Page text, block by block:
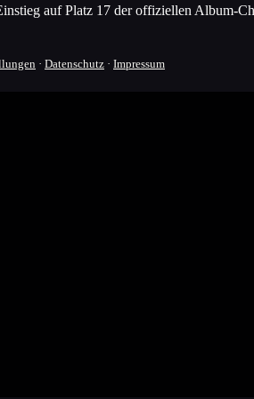
auf Platz 17 der offiziellen Album-
· Datenschutz · Impressum